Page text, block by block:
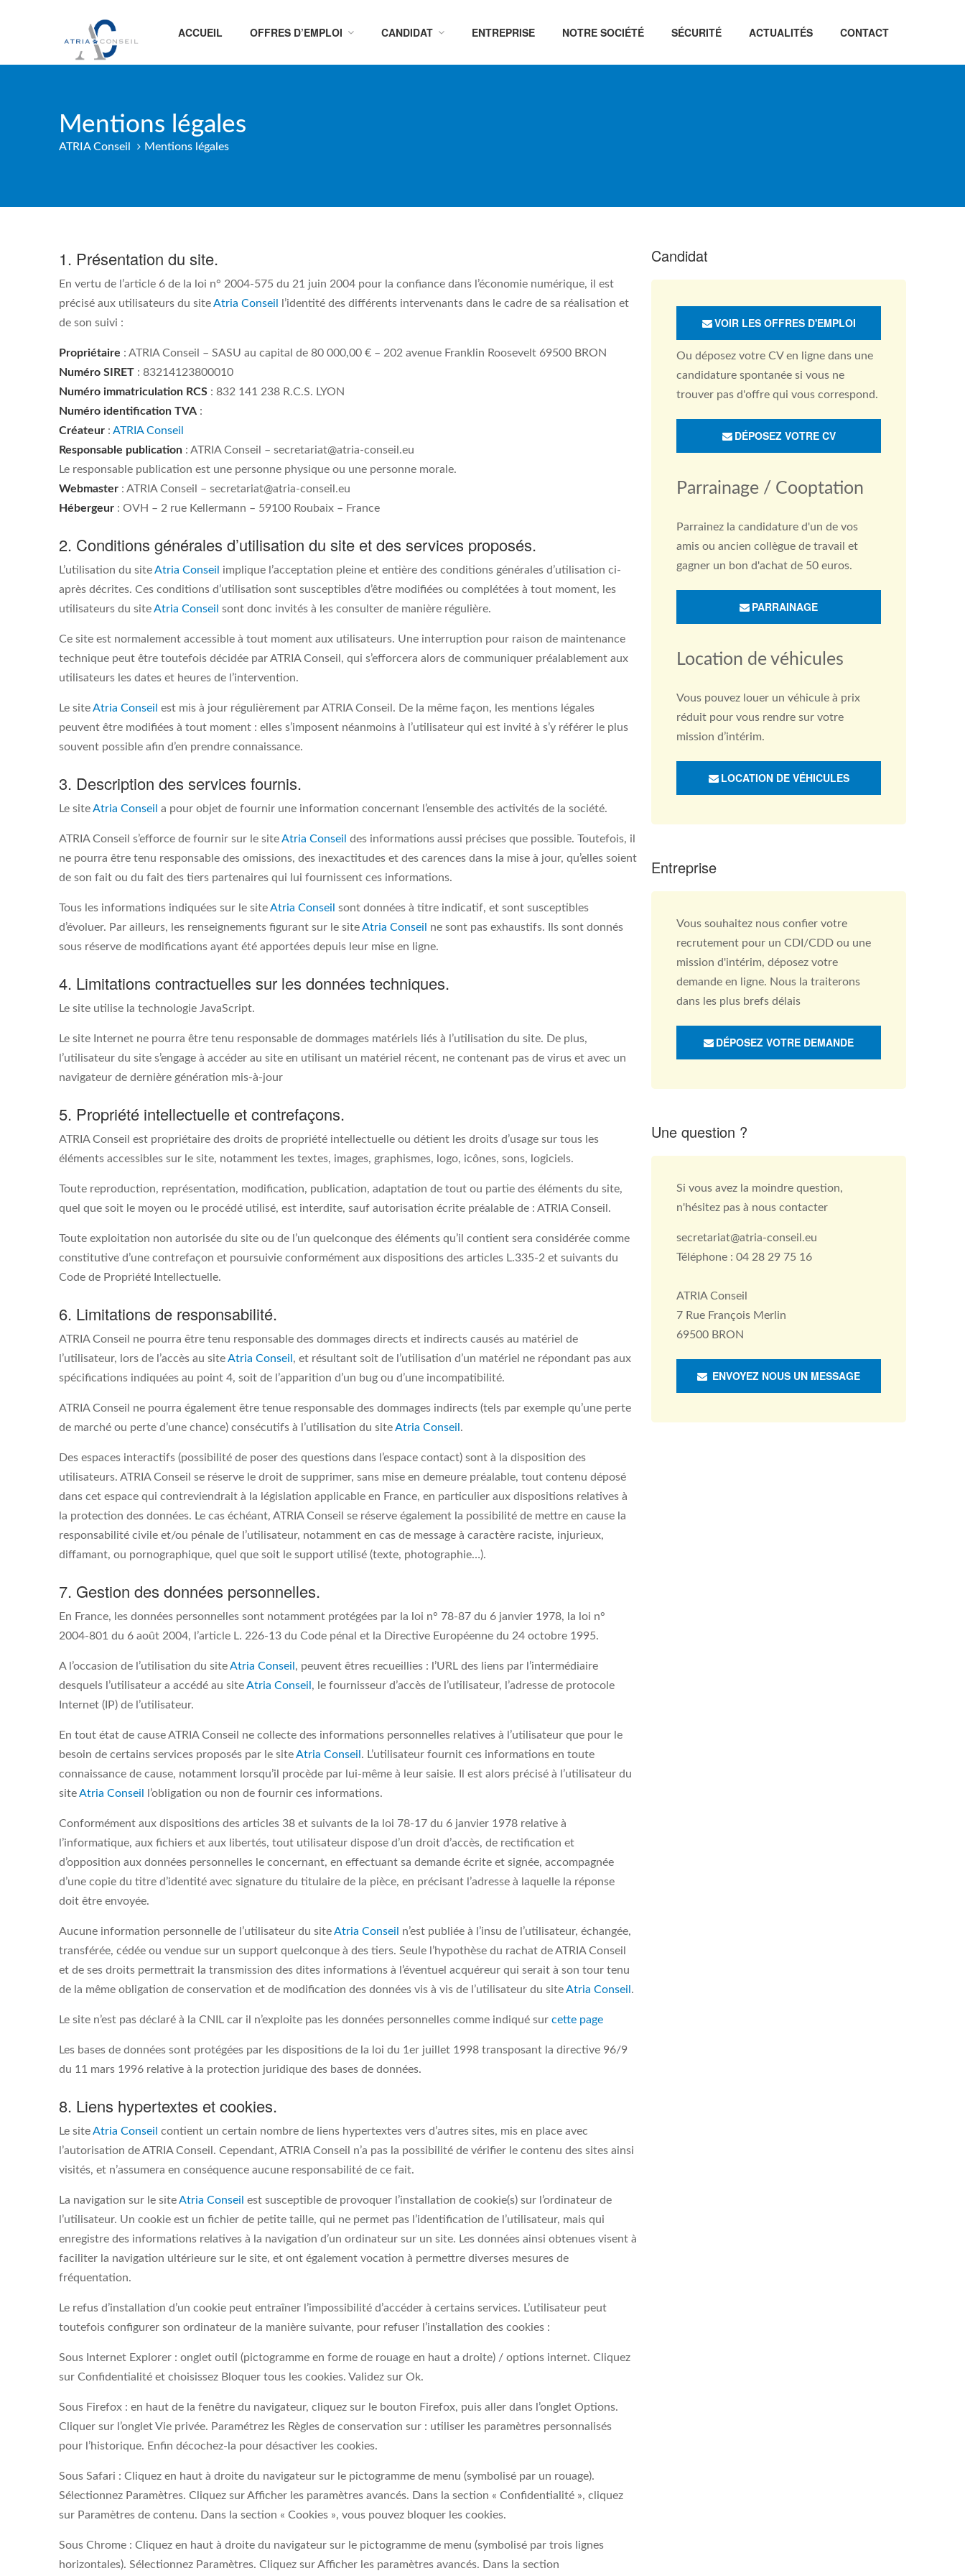
ACCUEIL OFFRES D’EMPLOI CANDIDAT ENTREPRISE NOTRE SOCIÉTÉ SÉCURITÉ ACTUALITÉS CONTACT
Mentions légales
ATRIA Conseil Mentions légales
1. Présentation du site.
En vertu de l’article 6 de la loi n° 2004-575 du 21 juin 2004 pour la confiance dans l’économie numérique, il est
précisé aux utilisateurs du siteAtria Conseil
l’identité des différents intervenants dans le cadre de sa réalisation et
de son suivi :
Propriétaire : ATRIA Conseil – SASU au capital de 80 000,00 € – 202 avenue Franklin Roosevelt 69500 BRON
Numéro SIRET : 83214123800010
Numéro immatriculation RCS : 832 141 238 R.C.S. LYON
Numéro identification TVA :
Créateur : ATRIA Conseil
Responsable publication : ATRIA Conseil – secretariat@atria-conseil.eu
Le responsable publication est une personne physique ou une personne morale.
Webmaster : ATRIA Conseil – secretariat@atria-conseil.eu
Hébergeur : OVH – 2 rue Kellermann – 59100 Roubaix – France
2. Conditions générales d’utilisation du site et des services proposés.
L’utilisation du siteAtria Conseil
implique l’acceptation pleine et entière des conditions générales d’utilisation ci-
après décrites. Ces conditions d’utilisation sont susceptibles d’être modifiées ou complétées à tout moment, les
utilisateurs du siteAtria Conseil sont donc invités à les consulter de manière régulière.
Ce site est normalement accessible à tout moment aux utilisateurs. Une interruption pour raison de maintenance
technique peut être toutefois décidée par ATRIA Conseil, qui s’efforcera alors de communiquer préalablement aux
utilisateurs les dates et heures de l’intervention.
Le siteAtria Conseil est mis à jour régulièrement par ATRIA Conseil. De la même façon, les mentions légales
peuvent être modifiées à tout moment : elles s’imposent néanmoins à l’utilisateur qui est invité à s’y référer le plus
souvent possible afin d’en prendre connaissance.
3. Description des services fournis.
Le siteAtria Conseil a pour objet de fournir une information concernant l’ensemble des activités de la société.
ATRIA Conseil s’efforce de fournir sur le siteAtria Conseil des informations aussi précises que possible. Toutefois, il
ne pourra être tenu responsable des omissions, des inexactitudes et des carences dans la mise à jour, qu’elles soient
de son fait ou du fait des tiers partenaires qui lui fournissent ces informations.
Tous les informations indiquées sur le siteAtria Conseil sont données à titre indicatif, et sont susceptibles
d’évoluer. Par ailleurs, les renseignements figurant sur le siteAtria Conseil
ne sont pas exhaustifs. Ils sont donnés
sous réserve de modifications ayant été apportées depuis leur mise en ligne.
4. Limitations contractuelles sur les données techniques.
Le site utilise la technologie JavaScript.
Le site Internet ne pourra être tenu responsable de dommages matériels liés à l’utilisation du site. De plus,
l’utilisateur du site s’engage à accéder au site en utilisant un matériel récent, ne contenant pas de virus et avec un
navigateur de dernière génération mis-à-jour
5. Propriété intellectuelle et contrefaçons.
ATRIA Conseil est propriétaire des droits de propriété intellectuelle ou détient les droits d’usage sur tous les
éléments accessibles sur le site, notamment les textes, images, graphismes, logo, icônes, sons, logiciels.
Toute reproduction, représentation, modification, publication, adaptation de tout ou partie des éléments du site,
quel que soit le moyen ou le procédé utilisé, est interdite, sauf autorisation écrite préalable de : ATRIA Conseil.
Toute exploitation non autorisée du site ou de l’un quelconque des éléments qu’il contient sera considérée comme
constitutive d’une contrefaçon et poursuivie conformément aux dispositions des articles L.335-2 et suivants du
Code de Propriété Intellectuelle.
6. Limitations de responsabilité.
ATRIA Conseil ne pourra être tenu responsable des dommages directs et indirects causés au matériel de
l’utilisateur, lors de l’accès au siteAtria Conseil , et résultant soit de l’utilisation d’un matériel ne répondant pas aux
spécifications indiquées au point 4, soit de l’apparition d’un bug ou d’une incompatibilité.
ATRIA Conseil ne pourra également être tenue responsable des dommages indirects (tels par exemple qu’une perte
de marché ou perte d’une chance) consécutifs à l’utilisation du siteAtria Conseil .
Des espaces interactifs (possibilité de poser des questions dans l’espace contact) sont à la disposition des
utilisateurs. ATRIA Conseil se réserve le droit de supprimer, sans mise en demeure préalable, tout contenu déposé
dans cet espace qui contreviendrait à la législation applicable en France, en particulier aux dispositions relatives à
la protection des données. Le cas échéant, ATRIA Conseil se réserve également la possibilité de mettre en cause la
responsabilité civile et/ou pénale de l’utilisateur, notamment en cas de message à caractère raciste, injurieux,
diffamant, ou pornographique, quel que soit le support utilisé (texte, photographie…).
7. Gestion des données personnelles.
En France, les données personnelles sont notamment protégées par la loi n° 78-87 du 6 janvier 1978, la loi n°
2004-801 du 6 août 2004, l’article L. 226-13 du Code pénal et la Directive Européenne du 24 octobre 1995.
A l’occasion de l’utilisation du siteAtria Conseil , peuvent êtres recueillies : l’URL des liens par l’intermédiaire
desquels l’utilisateur a accédé au siteAtria Conseil , le fournisseur d’accès de l’utilisateur, l’adresse de protocole
Internet (IP) de l’utilisateur.
En tout état de cause ATRIA Conseil ne collecte des informations personnelles relatives à l’utilisateur que pour le
besoin de certains services proposés par le siteAtria Conseil . L’utilisateur fournit ces informations en toute
connaissance de cause, notamment lorsqu’il procède par lui-même à leur saisie. Il est alors précisé à l’utilisateur du
siteAtria Conseil l’obligation ou non de fournir ces informations.
Conformément aux dispositions des articles 38 et suivants de la loi 78-17 du 6 janvier 1978 relative à
l’informatique, aux fichiers et aux libertés, tout utilisateur dispose d’un droit d’accès, de rectification et
d’opposition aux données personnelles le concernant, en effectuant sa demande écrite et signée, accompagnée
d’une copie du titre d’identité avec signature du titulaire de la pièce, en précisant l’adresse à laquelle la réponse
doit être envoyée.
Aucune information personnelle de l’utilisateur du siteAtria Conseil
n’est publiée à l’insu de l’utilisateur, échangée,
transférée, cédée ou vendue sur un support quelconque à des tiers. Seule l’hypothèse du rachat de ATRIA Conseil
et de ses droits permettrait la transmission des dites informations à l’éventuel acquéreur qui serait à son tour tenu
de la même obligation de conservation et de modification des données vis à vis de l’utilisateur du siteAtria Conseil .
Le site n’est pas déclaré à la CNIL car il n’exploite pas les données personnelles comme indiqué sur cette page
Les bases de données sont protégées par les dispositions de la loi du 1er juillet 1998 transposant la directive 96/9
du 11 mars 1996 relative à la protection juridique des bases de données.
8. Liens hypertextes et cookies.
Le siteAtria Conseil contient un certain nombre de liens hypertextes vers d’autres sites, mis en place avec
l’autorisation de ATRIA Conseil. Cependant, ATRIA Conseil n’a pas la possibilité de vérifier le contenu des sites ainsi
visités, et n’assumera en conséquence aucune responsabilité de ce fait.
La navigation sur le siteAtria Conseil est susceptible de provoquer l’installation de cookie(s) sur l’ordinateur de
l’utilisateur. Un cookie est un fichier de petite taille, qui ne permet pas l’identification de l’utilisateur, mais qui
enregistre des informations relatives à la navigation d’un ordinateur sur un site. Les données ainsi obtenues visent à
faciliter la navigation ultérieure sur le site, et ont également vocation à permettre diverses mesures de
fréquentation.
Le refus d’installation d’un cookie peut entraîner l’impossibilité d’accéder à certains services. L’utilisateur peut
toutefois configurer son ordinateur de la manière suivante, pour refuser l’installation des cookies :
Sous Internet Explorer : onglet outil (pictogramme en forme de rouage en haut a droite) / options internet. Cliquez
sur Confidentialité et choisissez Bloquer tous les cookies. Validez sur Ok.
Sous Firefox : en haut de la fenêtre du navigateur, cliquez sur le bouton Firefox, puis aller dans l’onglet Options.
Cliquer sur l’onglet Vie privée. Paramétrez les Règles de conservation sur : utiliser les paramètres personnalisés
pour l’historique. Enfin décochez-la pour désactiver les cookies.
Sous Safari : Cliquez en haut à droite du navigateur sur le pictogramme de menu (symbolisé par un rouage).
Sélectionnez Paramètres. Cliquez sur Afficher les paramètres avancés. Dans la section « Confidentialité », cliquez
sur Paramètres de contenu. Dans la section « Cookies », vous pouvez bloquer les cookies.
Sous Chrome : Cliquez en haut à droite du navigateur sur le pictogramme de menu (symbolisé par trois lignes
horizontales). Sélectionnez Paramètres. Cliquez sur Afficher les paramètres avancés. Dans la section
Candidat
VOIR LES OFFRES D'EMPLOI
Ou déposez votre CV en ligne dans une
candidature spontanée si vous ne
trouver pas d'offre qui vous correspond.
DÉPOSEZ VOTRE CV
Parrainage / Cooptation
Parrainez la candidature d'un de vos
amis ou ancien collègue de travail et
gagner un bon d'achat de 50 euros.
PARRAINAGE
Location de véhicules
Vous pouvez louer un véhicule à prix
réduit pour vous rendre sur votre
mission d’intérim.
LOCATION DE VÉHICULES
Entreprise
Vous souhaitez nous confier votre
recrutement pour un CDI/CDD ou une
mission d'intérim, déposez votre
demande en ligne. Nous la traiterons
dans les plus brefs délais
DÉPOSEZ VOTRE DEMANDE
Une question ?
Si vous avez la moindre question,
n'hésitez pas à nous contacter
secretariat@atria-conseil.eu
Téléphone : 04 28 29 75 16
ATRIA Conseil
7 Rue François Merlin
69500 BRON
ENVOYEZ NOUS UN MESSAGE